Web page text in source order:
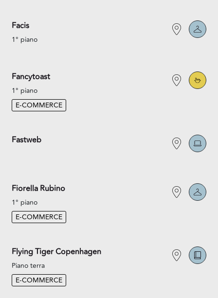
Facis
1° piano
Fancytoast
1° piano
E-COMMERCE
Fastweb
Fiorella Rubino
1° piano
E-COMMERCE
Flying Tiger Copenhagen
Piano terra
E-COMMERCE